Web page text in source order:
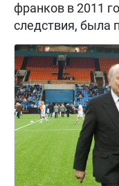
франков в 2011
следствия, была